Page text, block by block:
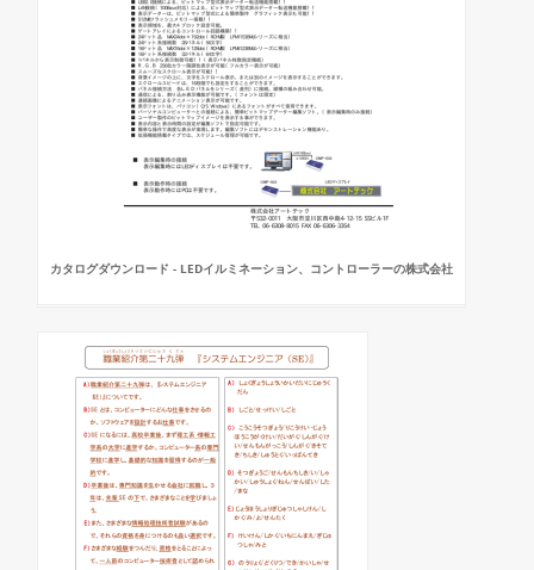
カタログダウンロード - LEDイルミネーション、コントローラーの株式会社